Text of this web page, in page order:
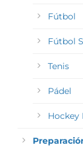
Fútbol
Fútbol
Tenis
Pádel
Hockey